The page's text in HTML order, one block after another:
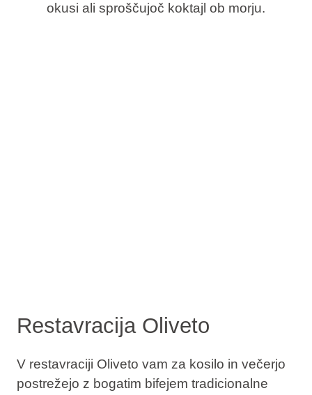
okusi ali sproščujoč koktajl ob morju.
Restavracija Oliveto
V restavraciji Oliveto vam za kosilo in večerjo
postrežejo z bogatim bifejem tradicionalne